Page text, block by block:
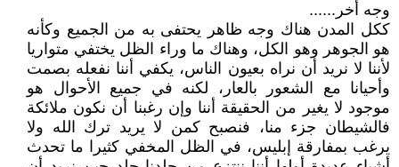
وجه أخر......
ككل المدن هناك وجه ظاهر يحتفى به من الجميع وكأنه
هو الجوهر وهو الكل، وهناك ما وراء الظل يختفي متواريا
لأننا لا نريد أن نراه بعيون الناس، يكفي أننا نفعله بصمت
وأحيانا مع الشعور بالعار، لكنه في جميع الأحوال هو
موجود لا يغير من الحقيقة أننا وإن رغبنا أن نكون ملائكة
فالشيطان جزء منا، فنصبح كمن لا يريد ترك الله ولا
يرغب بمفارقة إبليس، في الظل المخفي كثيرا ما تحدث